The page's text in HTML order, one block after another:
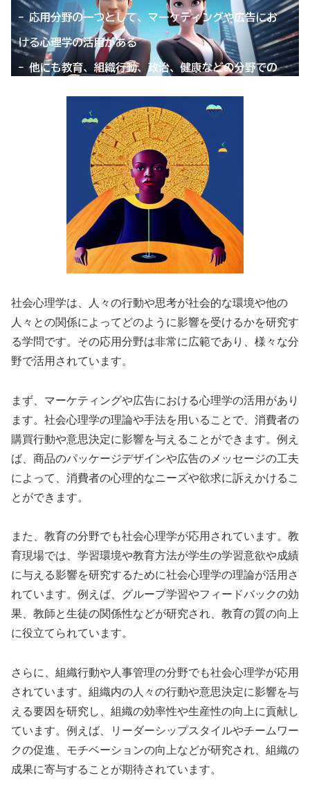
社会心理学は、人々の行動や思考が社会的な環境や他の
人々との関係によってどのように影響を受けるかを研究す
る学問です。その応用分野は非常に広範であり、様々な分
野で活用されています。
まず、マーケティングや広告における心理学の活用があり
ます。社会心理学の理論や手法を用いることで、消費者の
購買行動や意思決定に影響を与えることができます。例え
ば、商品のパッケージデザインや広告のメッセージの工夫
によって、消費者の心理的なニーズや欲求に訴えかけるこ
とができます。
また、教育の分野でも社会心理学が応用されています。教
育現場では、学習環境や教育方法が学生の学習意欲や成績
に与える影響を研究するために社会心理学の理論が活用さ
れています。例えば、グループ学習やフィードバックの効
果、教師と生徒の関係性などが研究され、教育の質の向上
に役立てられています。
さらに、組織行動や人事管理の分野でも社会心理学が応用
されています。組織内の人々の行動や意思決定に影響を与
える要因を研究し、組織の効率性や生産性の向上に貢献し
ています。例えば、リーダーシップスタイルやチームワー
クの促進、モチベーションの向上などが研究され、組織の
成果に寄与することが期待されています。